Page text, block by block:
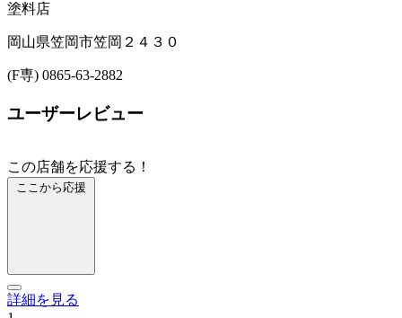
塗料店
岡山県笠岡市笠岡２４３０
(F専) 0865-63-2882
ユーザーレビュー
この店舗を応援する！
ここから応援
詳細を見る